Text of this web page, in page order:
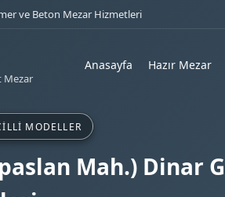
ve Beton Mezar Hizmetleri
Mezar
Anasayfa Hazır Mezar
MODELLER
Mah.) Dinar